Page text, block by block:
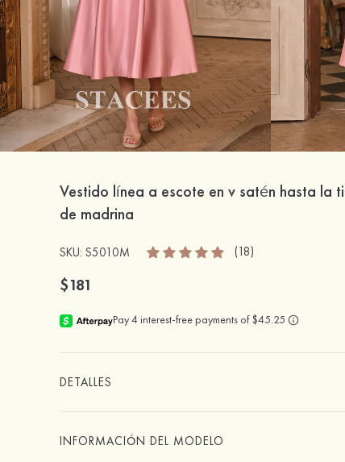
Vestido línea a escote en v satén hasta la
de madrina
SKU: S5010M (18)
$181
DETALLES
INFORMACIÓN DEL MODELO